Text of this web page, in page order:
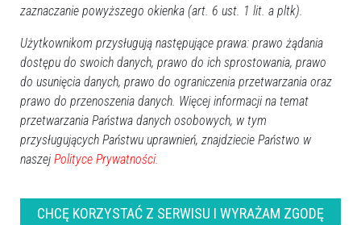
zaznaczanie powyższego okienka (art. 6 ust. 1 lit. a pltk).
Użytkownikom przysługują następujące prawa: prawo żądania
dostępu do swoich danych, prawo do ich sprostowania, prawo
do usunięcia danych, prawo do ograniczenia przetwarzania oraz
prawo do przenoszenia danych. Więcej informacji na temat
przetwarzania Państwa danych osobowych, w tym
przysługujących Państwu uprawnień, znajdziecie Państwo w
naszej Polityce Prywatności.
CHCĘ KORZYSTAĆ Z SERWISU I WYRAŻAM ZGODĘ